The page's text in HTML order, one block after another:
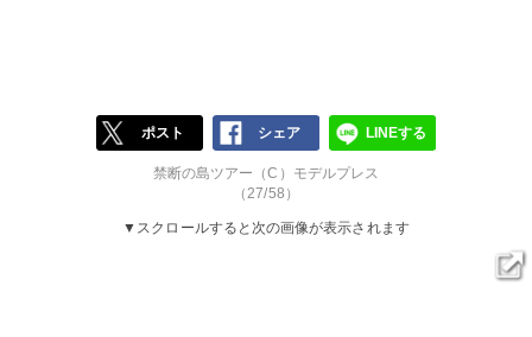
ポスト シェア LINEする
禁断の島ツアー（C）モデルプレス
（27/58）
▼スクロールすると次の画像が表示されます